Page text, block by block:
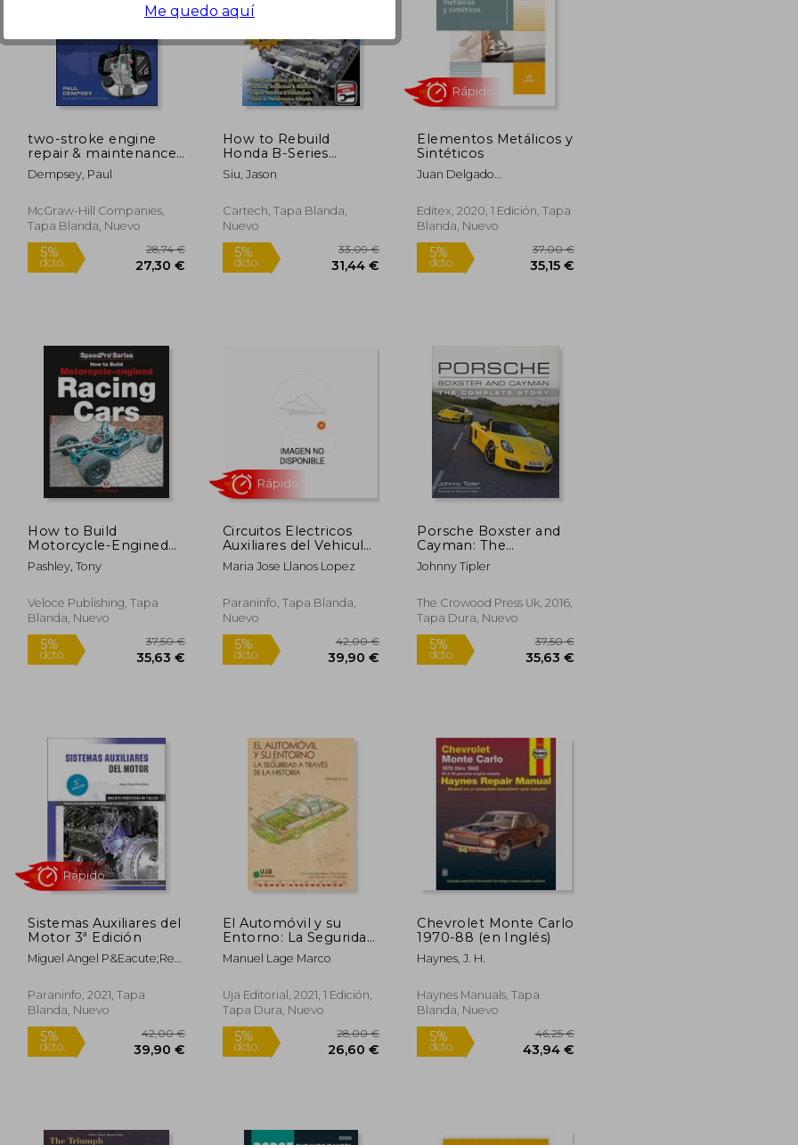
5%
dcto.
38,00 €
36,10 €
5%
dcto.
40,00 €
38,00 €
5%
dcto.
€
two-stroke engine
repair & maintenance
(en Inglés)
Dempsey, Paul
McGraw-Hill Companies,
Tapa Blanda, Nuevo
28,74 €
27,30 €
How to Rebuild
Honda B-Series
Engines (en Inglés)
Siu, Jason
Cartech, Tapa Blanda,
Nuevo
33,09 €
31,44 €
Elementos Metálicos y
Sintéticos
Juan Delgado
Editex, 2020, 1 Edición, Tapa
Blanda, Nuevo
€
€
How to Build
Motorcycle-Engined
Racing Cars (en Inglés)
Pashley, Tony
Veloce Publishing, Tapa
Blanda, Nuevo
5%
dcto.
37,50 €
35,63 €
Circuitos Electricos
Auxiliares del Vehiculo
3. ª Edicion 2022
Maria Jose Llanos Lopez
Paraninfo, Tapa Blanda,
Nuevo
5%
dcto.
42,00 €
39,90 €
Porsche Boxster and
Cayman: The
Complete Story
(Crowood
Inglés)
Johnny Tipler
The Crowood Press Uk, 2016,
Tapa Dura, Nuevo
5%
Sistemas Auxiliares del
Motor 3ª Edición
Miguel Angel P&Eacute;Rez
Paraninfo, 2021, Tapa
Blanda, Nuevo
El Automóvil y su
Entorno: La Seguridad
a Través de la Historia
(Ingeniería y
Manuel Lage Marco
Uja Editorial, 2021, 1 Edición,
Tapa Dura, Nuevo
Chevrolet Monte Carlo
1970-88 (en Inglés)
Haynes, J. H.
Haynes Manuals, Tapa
Blanda, Nuevo
Me quedo aquí